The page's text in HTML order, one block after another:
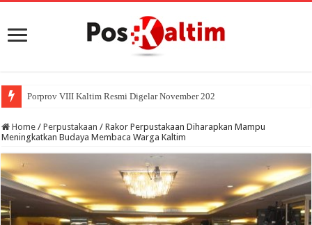
Porprov VIII Kaltim Resmi Digelar November 2026 di Paser
Home / Perpustakaan / Rakor Perpustakaan Diharapkan Mampu
Meningkatkan Budaya Membaca Warga Kaltim